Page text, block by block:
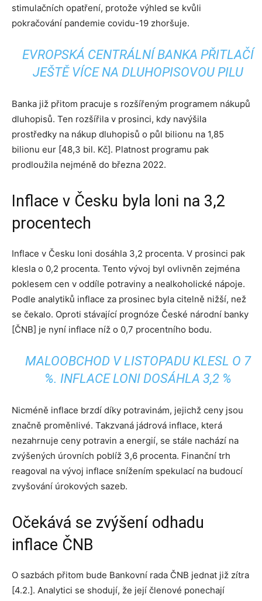
stimulačních opatření, protože výhled se kvůli
pokračování pandemie covidu-19 zhoršuje.
EVROPSKÁ CENTRÁLNÍ BANKA PŘITLAČÍ
JEŠTĚ VÍCE NA DLUHOPISOVOU PILU
Banka již přitom pracuje s rozšířeným programem nákupů
dluhopisů. Ten rozšířila v prosinci, kdy navýšila
prostředky na nákup dluhopisů o půl bilionu na 1,85
bilionu eur [48,3 bil. Kč]. Platnost programu pak
prodloužila nejméně do března 2022.
Inflace v Česku byla loni na 3,2
procentech
Inflace v Česku loni dosáhla 3,2 procenta. V prosinci pak
klesla o 0,2 procenta. Tento vývoj byl ovlivněn zejména
poklesem cen v oddíle potraviny a nealkoholické nápoje.
Podle analytiků inflace za prosinec byla citelně nižší, než
se čekalo. Oproti stávající prognóze České národní banky
[ČNB] je nyní inflace níž o 0,7 procentního bodu.
MALOOBCHOD V LISTOPADU KLESL O 7
%. INFLACE LONI DOSÁHLA 3,2 %
Nicméně inflace brzdí díky potravinám, jejichž ceny jsou
značně proměnlivé. Takzvaná jádrová inflace, která
nezahrnuje ceny potravin a energií, se stále nachází na
zvýšených úrovních poblíž 3,6 procenta. Finanční trh
reagoval na vývoj inflace snížením spekulací na budoucí
zvyšování úrokových sazeb.
Očekává se zvýšení odhadu
inflace ČNB
O sazbách přitom bude Bankovní rada ČNB jednat již zítra
[4.2.]. Analytici se shodují, že její členové ponechají